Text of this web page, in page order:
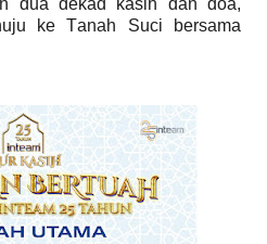
ke Tanah Suci bersama